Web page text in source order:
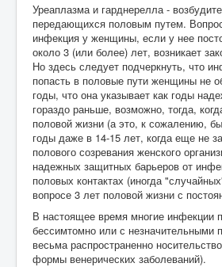
Уреаплазма и гарднерелла -
передающихся половым путем.
инфекция у женщины, если у нее
около 3 (или более) лет, возникает
Но здесь следует подчеркнуть, что
попасть в половые пути женщины не
годы, что она указывает как годы
гораздо раньше, возможно, тогда,
половой жизни (а это, к сожалению,
годы даже в 14-15 лет, когда еще не
полового созревания женского
надежных защитных барьеров от
половых контактах (иногда
вопросе 3 лет половой жизни с
В настоящее время многие инфекции
бессимтомно или с незначительными
весьма распространенно
формы венерических заболеваний).